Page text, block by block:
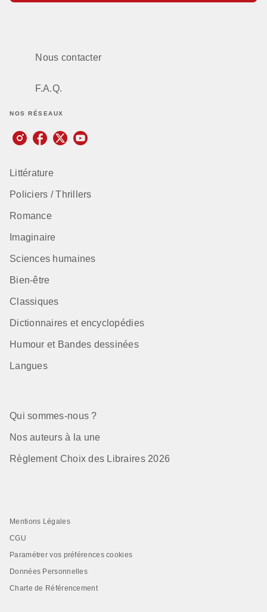
Nous contacter
F.A.Q.
NOS RÉSEAUX
Littérature
Policiers / Thrillers
Romance
Imaginaire
Sciences humaines
Bien-être
Classiques
Dictionnaires et encyclopédies
Humour et Bandes dessinées
Langues
Qui sommes-nous ?
Nos auteurs à la une
Règlement Choix des Libraires 2026
Mentions Légales
CGU
Paramétrer vos préférences cookies
Données Personnelles
Charte de Référencement